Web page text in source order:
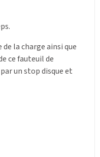
la charge ainsi que
ce fauteuil de
un stop disque et